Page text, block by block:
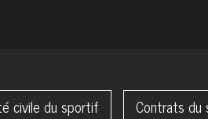
civile du sportif Contrats du